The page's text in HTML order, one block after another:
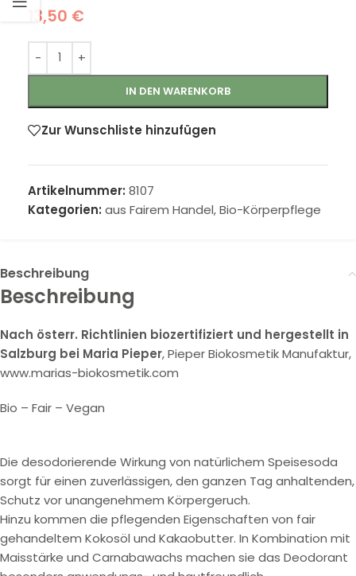
13,50 €
IN DEN WARENKORB
Zur Wunschliste hinzufügen
Artikelnummer: 8107
Kategorien: aus Fairem Handel,Bio-Körperpflege
Beschreibung
Beschreibung
Nach österr. Richtlinien biozertifiziert und hergestellt in
Salzburg bei Maria Pieper, Pieper Biokosmetik Manufaktur,
www.marias-biokosmetik.com
Bio – Fair – Vegan
Die desodorierende Wirkung von natürlichem Speisesoda
sorgt für einen zuverlässigen, den ganzen Tag anhaltenden,
Schutz vor unangenehmem Körpergeruch.
Hinzu kommen die pflegenden Eigenschaften von fair
gehandeltem Kokosöl und Kakaobutter. In Kombination mit
Maisstärke und Carnabawachs machen sie das Deodorant